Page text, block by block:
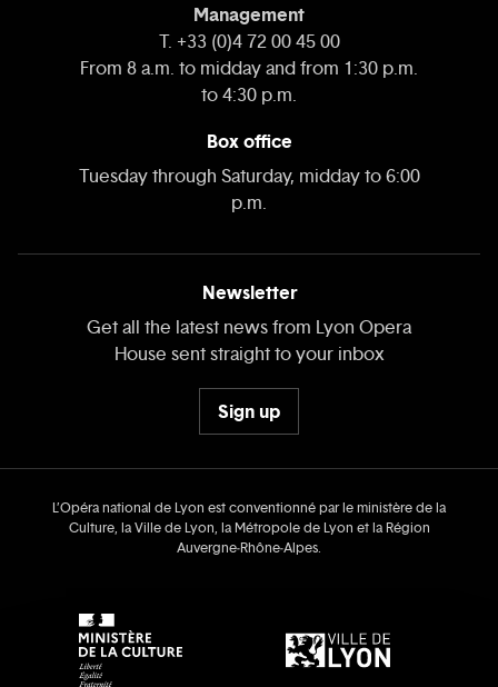
Management
T. +33 (0)4 72 00 45 00
From 8 a.m. to midday and from 1:30 p.m.
to 4:30 p.m.
Box office
Tuesday through Saturday, midday to 6:00
p.m.
Newsletter
Get all the latest news from Lyon Opera
House sent straight to your inbox
Sign up
L’Opéra national de Lyon est conventionné par le ministère de la
Culture, la Ville de Lyon, la Métropole de Lyon et la Région
Auvergne‑Rhône‑Alpes.